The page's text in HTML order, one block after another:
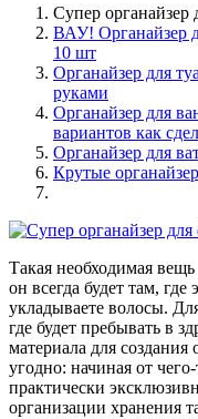
Супер органайзер
ВАУ! Органайзер
10 шт
Органайзер для
руками
Органайзер для
вариантов как
Органайзер для
Крутые
Такая необходимая
он всегда будет там,
укладываете волосы.
где будет пребывать в
материала для создания
угодно: начиная от
практически
организации хранения